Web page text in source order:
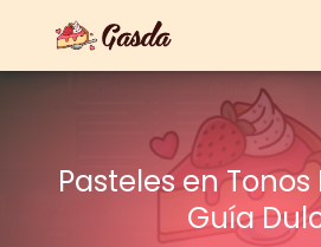
Pasteles en Tonos
Guía